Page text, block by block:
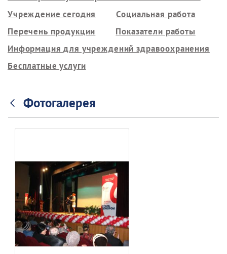
Учреждение сегодня
Социальная работа
Перечень продукции
Показатели работы
Информация для учреждений здравоохранения
Бесплатные услуги
Фотогалерея